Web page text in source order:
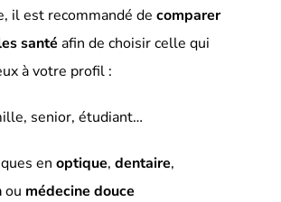
il est recommandé de comparer
santé afin de choisir celle qui
à votre profil :
senior, étudiant…
en optique, dentaire,
ou médecine douce